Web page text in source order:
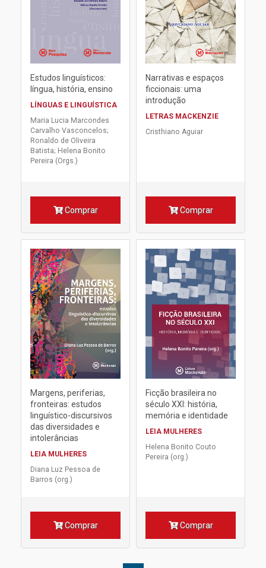
Estudos linguísticos:
língua, história, ensino
LÍNGUAS E LINGUÍSTICA
Maria Lucia Marcondes
Carvalho Vasconcelos;
Ronaldo de Oliveira
Batista; Helena Bonito
Pereira (Orgs.)
Comprar
Narrativas e espaços
ficcionais: uma
introdução
LETRAS MACKENZIE
Cristhiano Aguiar
Comprar
Margens, periferias,
fronteiras: estudos
linguístico-discursivos
das diversidades e
intolerâncias
LEIA MULHERES
Diana Luz Pessoa de
Barros (org.)
Comprar
Ficção brasileira no
século XXI: história,
memória e identidade
LEIA MULHERES
Helena Bonito Couto
Pereira (org.)
Comprar